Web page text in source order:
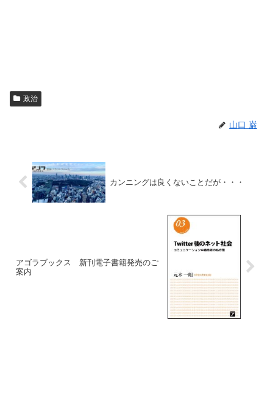
政治
山口 巌
カンニングは良くないことだが・・・
アゴラブックス 新刊電子書籍発売のご
案内